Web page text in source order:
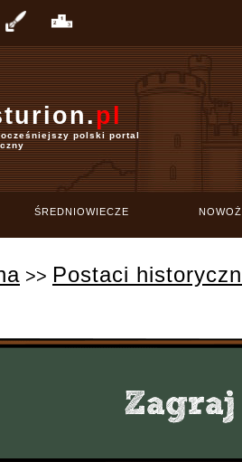
pl
polski portal
ŚREDNIOWIECZE
>> Postaci